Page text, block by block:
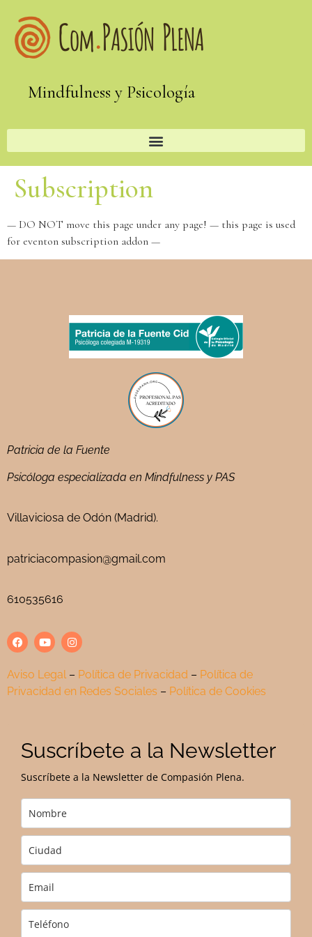
Mindfulness y Psicología
Subscription
— DO NOT move this page under any page! — this page is used
for eventon subscription addon —
Patricia de la Fuente
Psicóloga especializada en Mindfulness y PAS
Villaviciosa de Odón (Madrid).
patriciacompasion@gmail.com
610535616
Aviso Legal– Política de Privacidad – Política de
Privacidad en Redes Sociales – Política de Cookies
Suscríbete a la Newsletter
Suscríbete a la Newsletter de Compasión Plena.